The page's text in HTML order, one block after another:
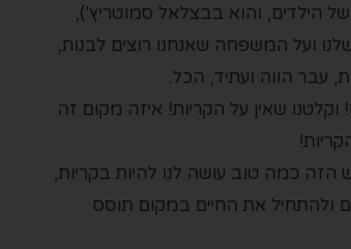
הילדים, והוא בבצלאל סמוטריץ'),
ועל המשפחה שאנחנו רוצים לבנות,
עבר הווה ועתיד, הכל.
וקלטנו שאין על הקריות! איזה מקום זה
הזה כמה טוב עושה לנו להיות בקריות,
ולהתחיל את החיים במקום תוסס